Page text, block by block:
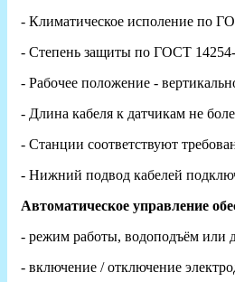
- Климатическое исполение по
- Степень защиты по ГОСТ
- Рабочее положение -
- Длина кабеля к датчикам не
- Станции соответствуют
- Нижний подвод кабелей
Автоматическое управление
- режим работы, водоподъём или
- включение / отключение